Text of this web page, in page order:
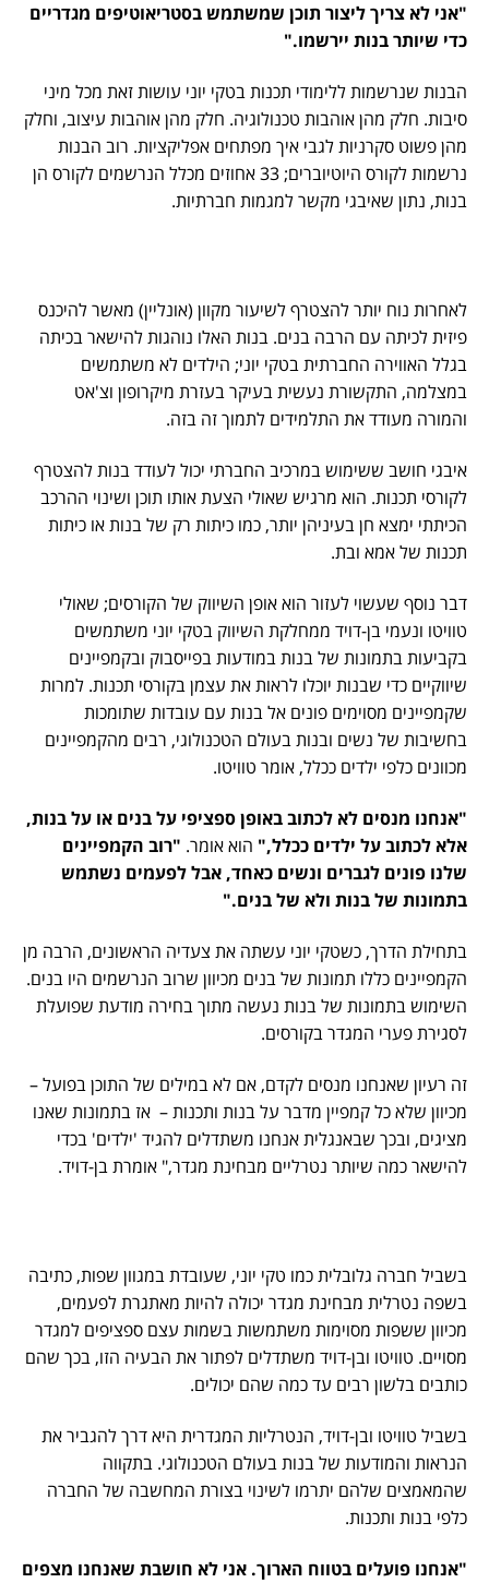
"אני לא צריך ליצור תוכן שמשתמש בסטריאוטיפים מגדריים
כדי שיותר בנות יירשמו."
הבנות שנרשמות ללימודי תכנות בטקי יוני עושות זאת מכל מיני
סיבות. חלק מהן אוהבות טכנולוגיה. חלק מהן אוהבות עיצוב, וחלק
מהן פשוט סקרניות לגבי איך מפתחים אפליקציות. רוב הבנות
נרשמות לקורס היוטיוברים; 33 אחוזים מכלל הנרשמים לקורס הן
בנות, נתון שאיבגי מקשר למגמות חברתיות.
לאחרות נוח יותר להצטרף לשיעור מקוון (אונליין) מאשר להיכנס
פיזית לכיתה עם הרבה בנים. בנות האלו נוהגות להישאר בכיתה
בגלל האווירה החברתית בטקי יוני; הילדים לא משתמשים
במצלמה, התקשורת נעשית בעיקר בעזרת מיקרופון וצ'אט
והמורה מעודד את התלמידים לתמוך זה בזה.
איבגי חושב ששימוש במרכיב החברתי יכול לעודד בנות להצטרף
לקורסי תכנות. הוא מרגיש שאולי הצעת אותו תוכן ושינוי ההרכב
הכיתתי ימצא חן בעיניהן יותר, כמו כיתות רק של בנות או כיתות
תכנות של אמא ובת.
דבר נוסף שעשוי לעזור הוא אופן השיווק של הקורסים; שאולי
טוויטו ונעמי בן-דויד ממחלקת השיווק בטקי יוני משתמשים
בקביעות בתמונות של בנות במודעות בפייסבוק ובקמפיינים
שיווקיים כדי שבנות יוכלו לראות את עצמן בקורסי תכנות. למרות
שקמפיינים מסוימים פונים אל בנות עם עובדות שתומכות
בחשיבות של נשים ובנות בעולם הטכנולוגי, רבים מהקמפיינים
מכוונים כלפי ילדים ככלל, אומר טוויטו.
"אנחנו מנסים לא לכתוב באופן ספציפי על בנים או על בנות,
אלא לכתוב על ילדים ככלל," הוא אומר. "רוב הקמפיינים
שלנו פונים לגברים ונשים כאחד, אבל לפעמים נשתמש
בתמונות של בנות ולא של בנים."
בתחילת הדרך, כשטקי יוני עשתה את צעדיה הראשונים, הרבה מן
הקמפיינים כללו תמונות של בנים מכיוון שרוב הנרשמים היו בנים.
השימוש בתמונות של בנות נעשה מתוך בחירה מודעת שפועלת
לסגירת פערי המגדר בקורסים.
זה רעיון שאנחנו מנסים לקדם, אם לא במילים של התוכן בפועל –
מכיוון שלא כל קמפיין מדבר על בנות ותכנות – אז בתמונות שאנו
מציגים, ובכך שבאנגלית אנחנו משתדלים להגיד 'ילדים' בכדי
להישאר כמה שיותר נטרליים מבחינת מגדר," אומרת בן-דויד.
בשביל חברה גלובלית כמו טקי יוני, שעובדת במגוון שפות, כתיבה
בשפה נטרלית מבחינת מגדר יכולה להיות מאתגרת לפעמים,
מכיוון ששפות מסוימות משתמשות בשמות עצם ספציפים למגדר
מסויים. טוויטו ובן-דויד משתדלים לפתור את הבעיה הזו, בכך שהם
כותבים בלשון רבים עד כמה שהם יכולים.
בשביל טוויטו ובן-דויד, הנטרליות המגדרית היא דרך להגביר את
הנראות והמודעות של בנות בעולם הטכנולוגי. בתקווה
שהמאמצים שלהם יתרמו לשינוי בצורת המחשבה של החברה
כלפי בנות ותכנות.
"אנחנו פועלים בטווח הארוך. אני לא חושבת שאנחנו מצפים